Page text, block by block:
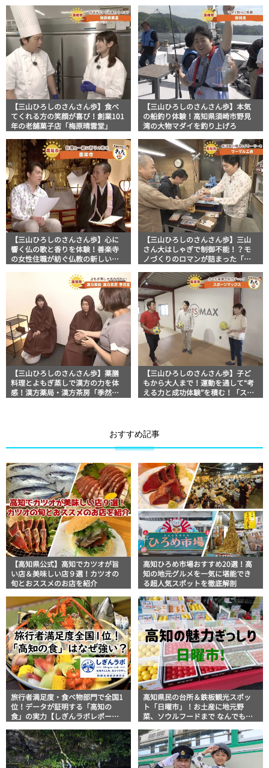
【三山ひろしのさんさん歩】食べ
てくれる方の笑顔が喜び！創業101
年の老舗菓子店「梅原晴雲堂」
【三山ひろしのさんさん歩】本気
の船釣り体験！高知県須崎市野見
湾の大物マダイを釣り上げろ
【三山ひろしのさんさん歩】心に
響く仏の歌と香りを体験！善楽寺
の女性住職が紡ぐ仏教の新しいカ
【三山ひろしのさんさん歩】三山
さん大はしゃぎで制御不能！？モ
ノづくりのロマンが詰まった「サ
【三山ひろしのさんさん歩】薬膳
料理とよもぎ蒸しで漢方の力を体
感！漢方薬局・漢方茶房「季然
【三山ひろしのさんさん歩】子ど
もから大人まで！運動を通して“考
える力と成功体験”を積む！「スポ
おすすめ記事
【高知県公式】高知でカツオが旨
い店＆美味しい店９選！カツオの
旬とおススメのお店を紹介
高知ひろめ市場おすすめ20選！高
知の地元グルメを一気に堪能でき
る超人気スポットを徹底解剖
旅行者満足度・食べ物部門で全国1
位！データが証明する「高知の
食」の実力【しぎんラボレポー
高知県民の台所＆鉄板観光スポッ
ト「日曜市」！お土産に地元野
菜、ソウルフードまで なんでもそ
説！